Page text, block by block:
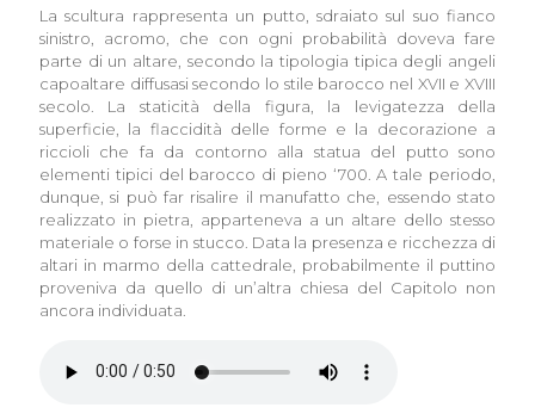
La scultura rappresenta un putto, sdraiato sul suo fianco
sinistro, acromo, che con ogni probabilità doveva fare
parte di un altare, secondo la tipologia tipica degli angeli
capoaltare diffusasi secondo lo stile barocco nel XVII e XVIII
secolo. La staticità della figura, la levigatezza della
superficie, la flaccidità delle forme e la decorazione a
riccioli che fa da contorno alla statua del putto sono
elementi tipici del barocco di pieno ‘700. A tale periodo,
dunque, si può far risalire il manufatto che, essendo stato
realizzato in pietra, apparteneva a un altare dello stesso
materiale o forse in stucco. Data la presenza e ricchezza di
altari in marmo della cattedrale, probabilmente il puttino
proveniva da quello di un’altra chiesa del Capitolo non
ancora individuata.